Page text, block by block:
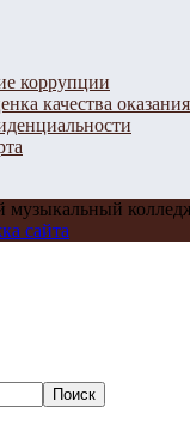
коррупции
качества
сайта
Поиск